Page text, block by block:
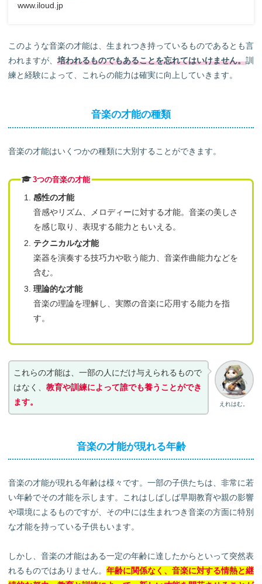
www.iloud.jp
このような音楽の才能は、生まれつき持っているものであるとも言
われますが、 培われるものでもあることを忘れてはいけません。訓
練と経験によって、これらの能力は確実に向上していきます。
音楽の才能の種類
音楽の才能はいくつかの種類に大別することができます。
3つの音楽の才能
感性の才能
音感やリズム、メロディーに対する才能。音楽の美しさ
を感じ取り、表現する能力ともいえる。
テクニカルな才能
楽器を演奏する技巧力や歌う能力、音楽作曲能力などを
含む。
理論的な才能
音楽の理論を理解し、実際の音楽に応用する能力を指
す。
えれはむ。
これらの才能は、一部の人にだけ与えられるもので
はなく、 教育や訓練によって誰でも養うことができ
ます。
音楽の才能が現れる年齢
音楽の才能が現れる年齢は様々です。一部の子供たちは、非常に若
い年齢でその才能を示します。これはしばしば早期教育や親の影響
や環境によるものですが、その中には生まれつき音楽の方面に特別
な才能を持っている子供もいます。
しかし、音楽の才能はある一定の年齢に達したからといって突然表
れるものではありません。 年齢に関係なく、音楽に対する情熱と継